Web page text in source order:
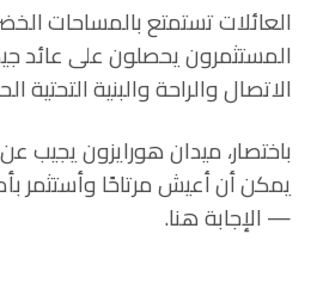
العائلات تستمتع بالمساحات
المستثمرون يحصلون على عائد
الاتصال والراحة والبنية التحتية
باختصار، ميدان هورايزون يجيب
يمكن أن أعيش مرتاحًا وأستثمر
— الإجابة هنا.